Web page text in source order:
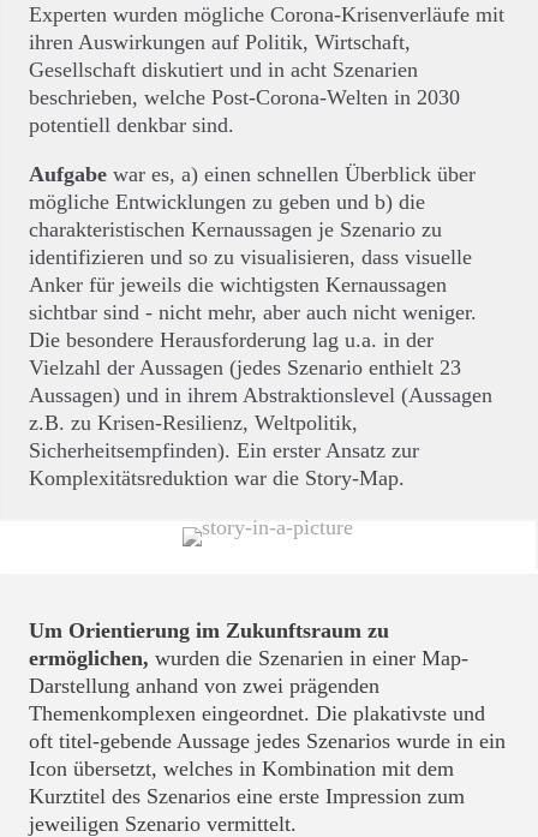
Experten wurden mögliche Corona-Krisenverläufe mit
ihren Auswirkungen auf Politik, Wirtschaft,
Gesellschaft diskutiert und in acht Szenarien
beschrieben, welche Post-Corona-Welten in 2030
potentiell denkbar sind.
Aufgabe war es, a) einen schnellen Überblick über
mögliche Entwicklungen zu geben und b) die
charakteristischen Kernaussagen je Szenario zu
identifizieren und so zu visualisieren, dass visuelle
Anker für jeweils die wichtigsten Kernaussagen
sichtbar sind - nicht mehr, aber auch nicht weniger.
Die besondere Herausforderung lag u.a. in der
Vielzahl der Aussagen (jedes Szenario enthielt 23
Aussagen) und in ihrem Abstraktionslevel (Aussagen
z.B. zu Krisen-Resilienz, Weltpolitik,
Sicherheitsempfinden). Ein erster Ansatz zur
Komplexitätsreduktion war die Story-Map.
Um Orientierung im Zukunftsraum zu
ermöglichen,wurden die Szenarien in einer Map-
Darstellung anhand von zwei prägenden
Themenkomplexen eingeordnet. Die plakativste und
oft titel-gebende Aussage jedes Szenarios wurde in ein
Icon übersetzt, welches in Kombination mit dem
Kurztitel des Szenarios eine erste Impression zum
jeweiligen Szenario vermittelt.